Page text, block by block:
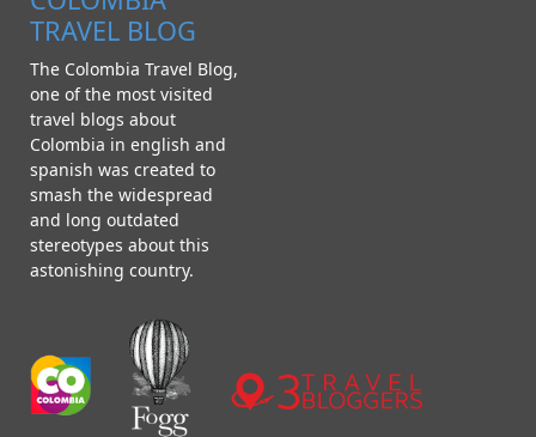
TRAVEL BLOG
The Colombia Travel Blog,
one of the most visited
travel blogs about
Colombia in english and
spanish was created to
smash the widespread
and long outdated
stereotypes about this
astonishing country.